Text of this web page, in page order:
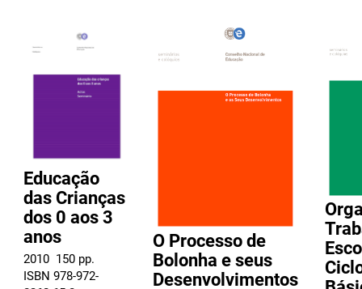
Educação
das Crianças
dos 0 aos 3
anos
2010  150 pp.
ISBN 978-972-
O Processo de
Bolonha e seus
Desenvolvimentos